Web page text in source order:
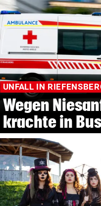
UNFALL IN
Wegen
krachte in